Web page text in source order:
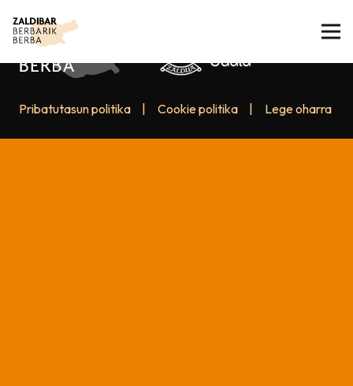
Pribatutasun politika Cookie politika Lege oharra